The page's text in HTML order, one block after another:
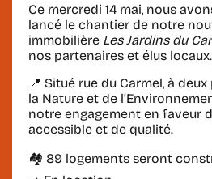
Ce mercredi 14 mai, nous
lancé le chantier de notre
immobilière Les Jardins du
nos partenaires et élus locaux.
📍 Situé rue du Carmel, à
la Nature et de
notre engagement en faveur
accessible et de qualité.
🏘️ 89 logements seront